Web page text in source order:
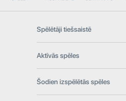
Spēlētāji tiešsaistē
Aktīvās spēles
Šodien izspēlētās spēles